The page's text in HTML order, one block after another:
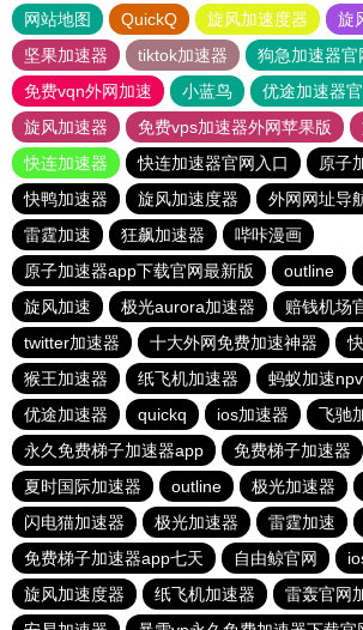
网站地图 QuickQ 旋风加速度器
旋
坚果加速器
tiktok加速器
狗急加速器官
免费vqn外网加速
小蓝鸟 优途加速器
旋风加速器
免费vps加速器外网苹果版
快连加速器
快连加速器官网入口
原子
快鸭加速器
旋风加速度器 外网网址导
雷霆加速
狂飙加速器
哔咔漫画
原子加速器app下载官网最新版
outline
旋风加速
极光aurora加速器 赔钱机场
twitter加速器
十大外网免费加速神器
猴王加速器
纸飞机加速器
蚂蚁加速
优途加速器
quickq ios加速器
飞驰
永久免费梯子加速器app
免费梯子加速器
夏时国际加速器
outline 极光加速器
闪电猫加速器
极光加速器 雷霆加速
免费梯子加速器app七天
自由鲸官网
旋风加速度器
纸飞机加速器
雷轰官网